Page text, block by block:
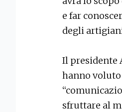
e far
degli
Il presidente
hanno
sfruttare al